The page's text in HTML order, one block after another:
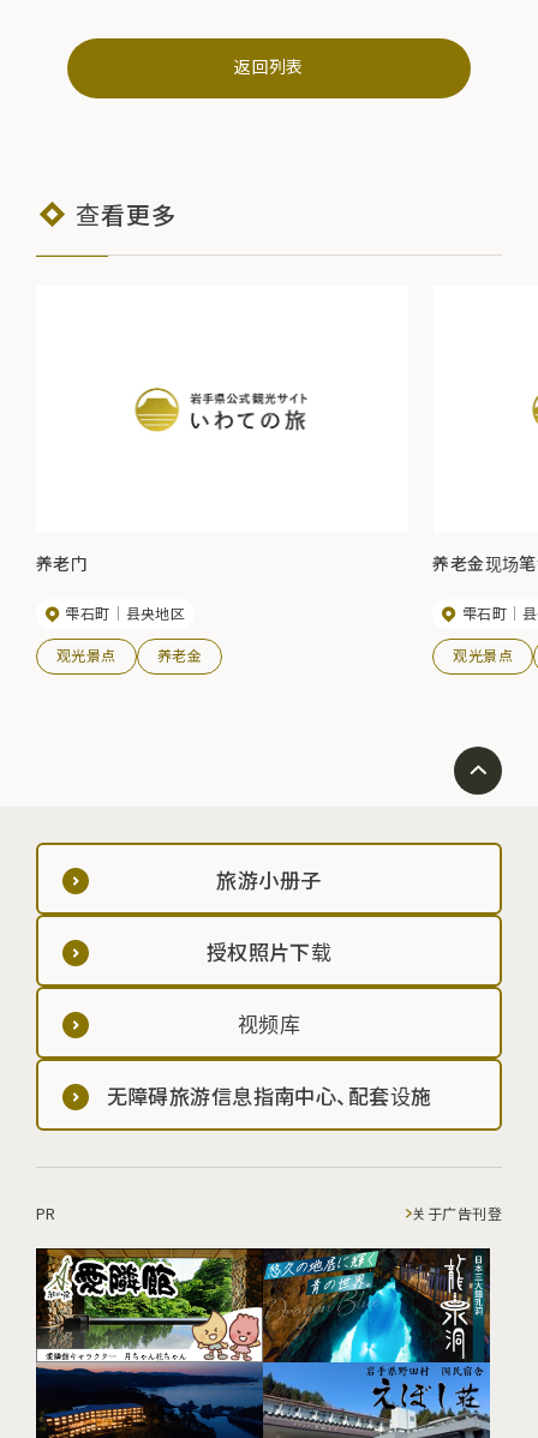
返回列表
查看更多
养老门
雫石町 县央地区
观光景点 养老金
养老金现场笔
雫石町
观光景点
旅游小册子
授权照片下载
视频库
无障碍旅游信息指南中心、配套设施
PR 关于广告刊登